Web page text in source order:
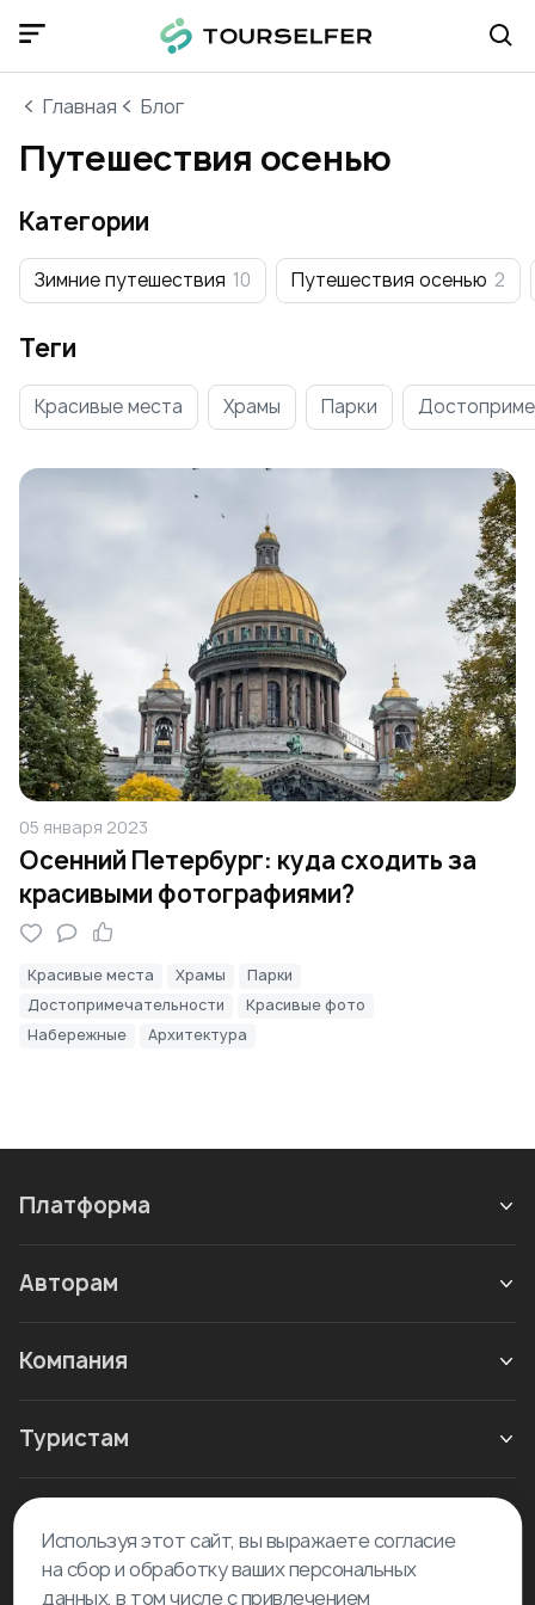
Главная Блог
Путешествия осенью
05 января 2023
Осенний Петербург: куда сходить за
красивыми фотографиями?
Красивые места Храмы
Парки
Достопримечательности
Красивые фото
Набережные
Архитектура
Категории
Зимние путешествия 10 Путешествия осенью 2
Теги
Красивые места Храмы Парки
Платформа
Авторам
Компания
Туристам
Новое в блоге
Используя этот сайт, вы выражаете согласие
на сбор и обработку ваших персональных
данных, в том числе с привлечением